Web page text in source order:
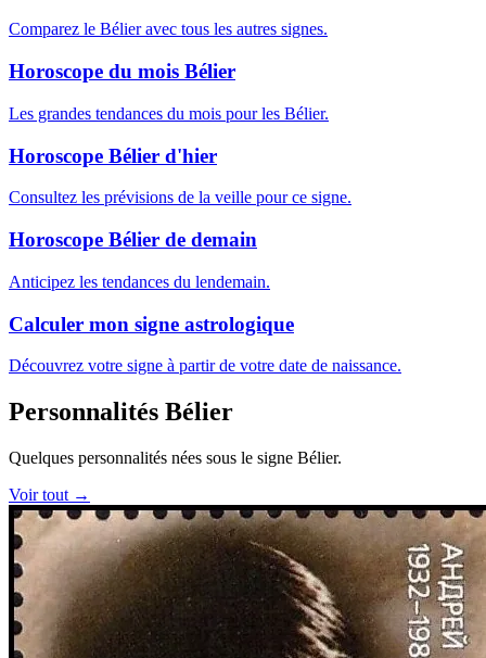
Comparez le Bélier avec tous les autres signes.
Horoscope du mois Bélier
Les grandes tendances du mois pour les Bélier.
Horoscope Bélier d'hier
Consultez les prévisions de la veille pour ce signe.
Horoscope Bélier de demain
Anticipez les tendances du lendemain.
Calculer mon signe astrologique
Découvrez votre signe à partir de votre date de naissance.
Personnalités Bélier
Quelques personnalités nées sous le signe Bélier.
Voir tout →